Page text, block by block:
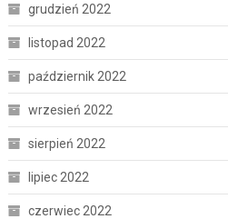
grudzień 2022
listopad 2022
październik 2022
wrzesień 2022
sierpień 2022
lipiec 2022
czerwiec 2022